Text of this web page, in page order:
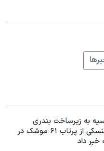
به زیرساخت بندری
اودسا؛ زلنسکی از پرتاب ۶۱ موشک در
داد